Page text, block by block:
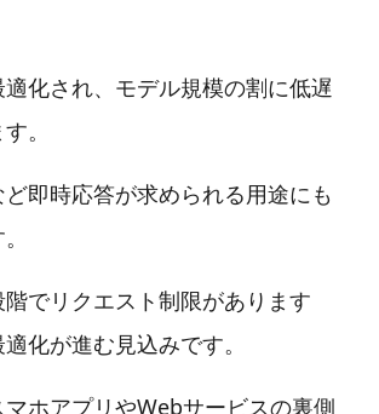
化され、モデル規模の割に低遅
。
即時応答が求められる用途にも
でリクエスト制限があります
化が進む見込みです。
ホアプリやWebサービスの裏側